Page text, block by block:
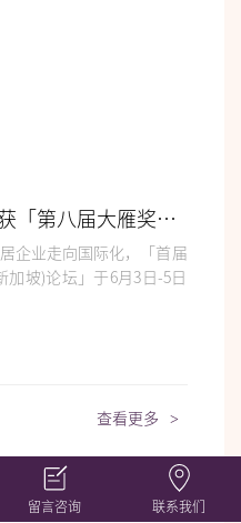
权威认证！宜奥家居荣获「第八届大雁奖——中国家居年度星耀品牌」奖项称号
企业走向国际化，「首届
坡)论坛」于6月3日-5日
查看更多 >
留言咨询 联系我们